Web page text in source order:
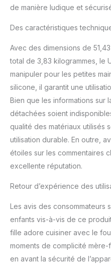
de manière ludique et
Des caractéristiques
Avec des dimensions de
total de 3,83 kilogrammes, le
manipuler pour les petites
silicone, il garantit une
Bien que les informations sur
détachées soient
qualité des matériaux utilisés
utilisation durable. En outre,
étoiles sur les commentaires
excellente réputation.
Retour d’expérience des
Les avis des consommateurs
enfants vis-à-vis de ce
fille adore cuisiner avec le
moments de complicité mère-
en avant la sécurité de